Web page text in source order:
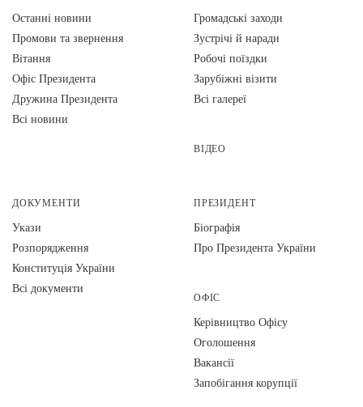
Останні новини
Промови та звернення
Вiтання
Офіс Президента
Дружина Президента
Всі новини
Громадські заходи
Зустрічі й наради
Робочі поїздки
Зарубіжні візити
Всі галереї
ВІДЕО
ДОКУМЕНТИ
Укази
Розпорядження
Конституція України
Всі документи
ПРЕЗИДЕНТ
Біографія
Про Президента України
ОФІС
Керівництво Офісу
Оголошення
Вакансії
Запобігання корупції